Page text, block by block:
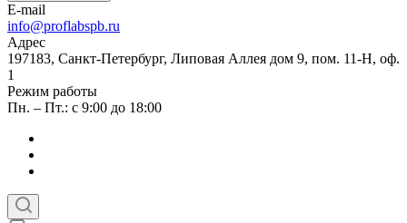
E-mail
info@proflabspb.ru
Адрес
197183, Санкт-Петербург, Липовая Аллея дом 9, пом. 11-Н, оф.
1
Режим работы
Пн. – Пт.: с 9:00 до 18:00